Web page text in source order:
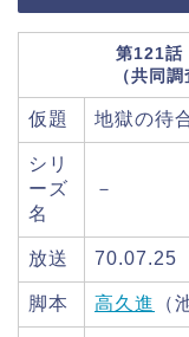
第121
（共同
仮題 地獄の待
シリ
ーズ
名
－
放送 70.07.25
脚本 高久進 （